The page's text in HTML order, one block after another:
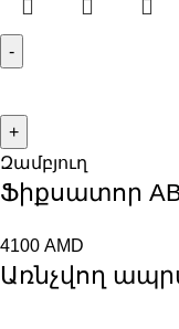
Զամբյուղ
Ֆիքսատոր
4100 AMD
Առնչվող